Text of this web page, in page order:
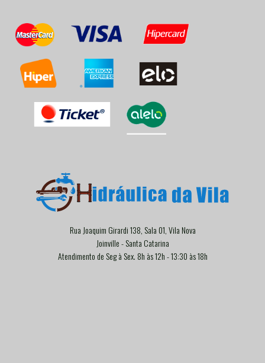
Rua Joaquim Girardi 138, Sala 01, Vila Nova
Joinville - Santa Catarina
Atendimento de Seg à Sex. 8h às 12h - 13:30 às 18h